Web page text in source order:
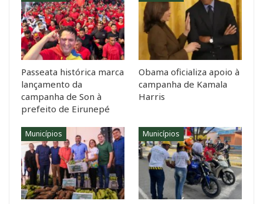
Passeata histórica marca
lançamento da
campanha de Son à
prefeito de Eirunepé
Obama oficializa apoio à
campanha de Kamala
Harris
Municípios Municípios